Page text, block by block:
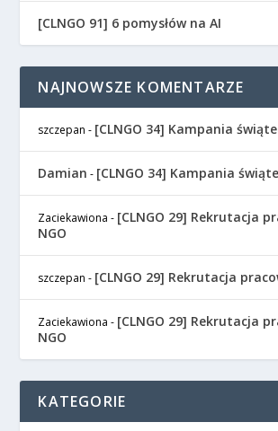
[CLNGO 91] 6 pomysłów na AI
NAJNOWSZE KOMENTARZE
szczepan - [CLNGO 34] Kampania
Damian - [CLNGO 34] Kampania
Zaciekawiona - [CLNGO 29] Rekrutacja
NGO
szczepan - [CLNGO 29] Rekrutacja
Zaciekawiona - [CLNGO 29] Rekrutacja
NGO
KATEGORIE